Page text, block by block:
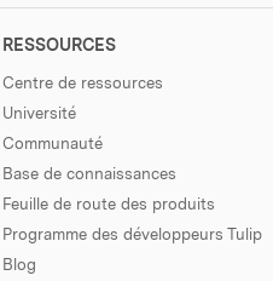
RESSOURCES
Centre de ressources
Université
Communauté
Base de connaissances
Feuille de route des produits
Programme des développeurs Tulip
Blog